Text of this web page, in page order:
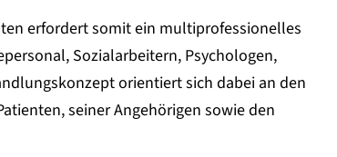
erfordert somit ein multiprofessionelles
Sozialarbeitern, Psychologen,
orientiert sich dabei an den
seiner Angehörigen sowie den